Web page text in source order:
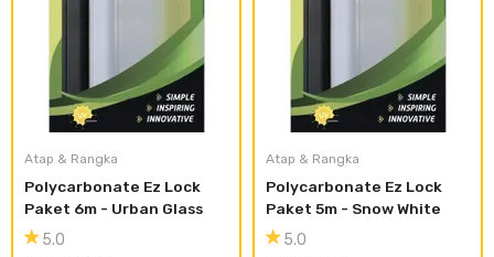
Saniter
Atap & Rangka
Polycarbonate Ez Lock
Paket 6m - Urban Glass
5.0
Atap & Rangka
Polycarbonate Ez Lock
Paket 5m - Snow White
5.0